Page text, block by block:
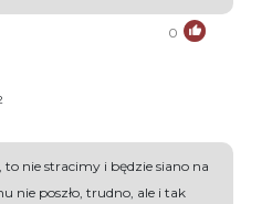
0
nie stracimy i będzie siano na
nie poszło, trudno, ale i tak